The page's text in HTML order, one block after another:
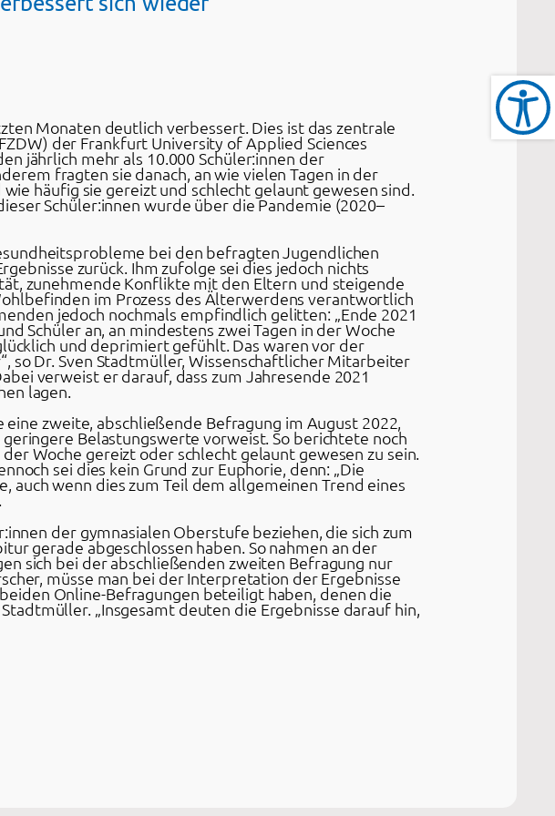
Monaten deutlich verbessert. Dies ist das zentrale
der Frankfurt University of Applied Sciences
jährlich mehr als 10.000 Schüler:innen der
fragten sie danach, an wie vielen Tagen in der
häufig sie gereizt und schlecht gelaunt gewesen sind.
Schüler:innen wurde über die Pandemie (2020–
bei den befragten Jugendlichen
zurück. Ihm zufolge sei dies jedoch nichts
zunehmende Konflikte mit den Eltern und steigende
im Prozess des Älterwerdens verantwortlich
jedoch nochmals empfindlich gelitten: „Ende 2021
Schüler an, an mindestens zwei Tagen in der Woche
und deprimiert gefühlt. Das waren vor der
so Dr. Sven Stadtmüller, Wissenschaftlicher Mitarbeiter
verweist er darauf, dass zum Jahresende 2021
lagen.
zweite, abschließende Befragung im August 2022,
Belastungswerte vorweist. So berichtete noch
Woche gereizt oder schlecht gelaunt gewesen zu sein.
sei dies kein Grund zur Euphorie, denn: „Die
wenn dies zum Teil dem allgemeinen Trend eines
der gymnasialen Oberstufe beziehen, die sich zum
gerade abgeschlossen haben. So nahmen an der
sich bei der abschließenden zweiten Befragung nur
müsse man bei der Interpretation der Ergebnisse
Online-Befragungen beteiligt haben, denen die
„Insgesamt deuten die Ergebnisse darauf hin,